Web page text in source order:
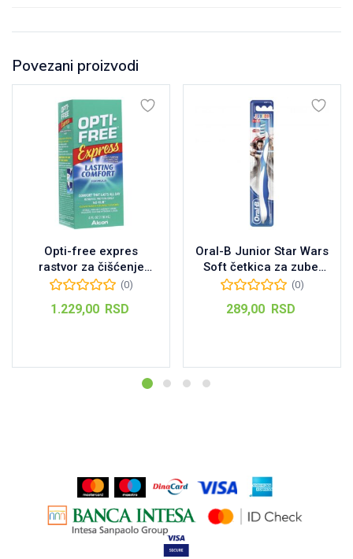
Povezani proizvodi
Opti-free expres
rastvor za čišćenje
sočiva 355 ml
(0)
1.229,00 RSD
Oral-B Junior Star Wars
Soft četkica za zube,
1kom
(0)
289,00 RSD